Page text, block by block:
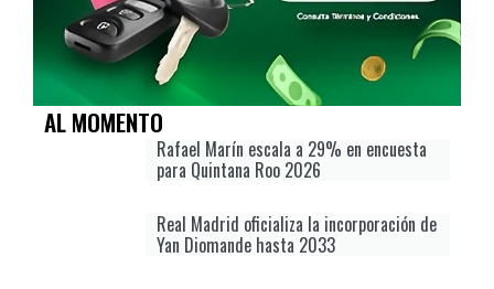
AL MOMENTO
Rafael Marín escala a 29% en encuesta
para Quintana Roo 2026
Real Madrid oficializa la incorporación de
Yan Diomande hasta 2033